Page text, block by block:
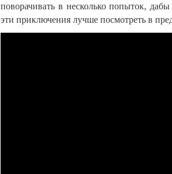
поворачивать в несколько попыток,
эти приключения лучше посмотреть в